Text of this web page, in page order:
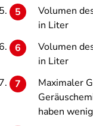
Volumen
in Liter
Volumen
in Liter
Maximaler
haben